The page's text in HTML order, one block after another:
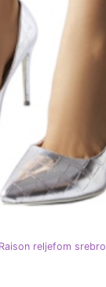
reljefom srebro